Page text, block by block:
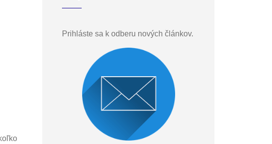
Prihláste sa k odberu nových článkov.